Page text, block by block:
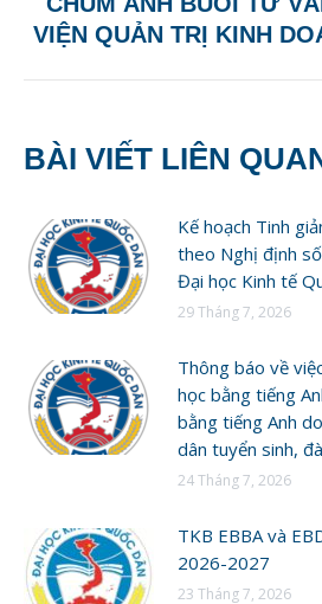
Next
post:
VIỆN QUẢN TRỊ KINH
BÀI VIẾT LIÊN
Kế hoạch Tinh
theo Nghị định
Đại học Kinh tế
29 Tháng 7, 2026
Thông báo về
học bằng tiếng
bằng tiếng Anh
dân tuyển sinh,
24 Tháng 7, 2026
TKB EBBA và
2026-2027
23 Tháng 7, 2026